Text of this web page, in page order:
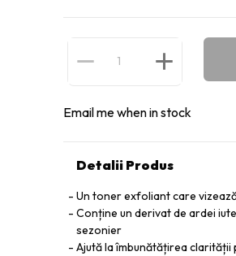
Email me when in stock
Detalii Produs
Un toner exfoliant care
Conține un derivat de ardei
sezonier
Ajută la îmbunătățirea